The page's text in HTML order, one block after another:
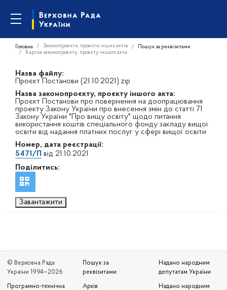
Головна Законопроєкти, проєкти інших актів
Пошук за реквізитами
Картка законопроєкту, проєкту іншого акта
Назва файлу:
Проєкт Постанови (21.10.2021).zip
Назва законопроєкту, проєкту іншого акта:
Проєкт Постанови про повернення на доопрацювання
проекту Закону України про внесення змін до статті 71
Закону України "Про вищу освіту" щодо питання
використання коштів спеціального фонду закладу вищої
освіти від надання платних послуг у сфері вищої освіти
Номер, дата реєстрації:
5471/П від 21.10.2021
Поділитись:
Завантажити
© Верховна Рада
України 1994—2026
Програмно-технічна
Пошук за
реквізитами
Архів
Надано народним
депутатам України
Надано народним